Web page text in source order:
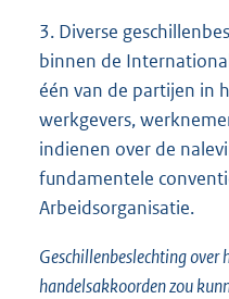
3. Diverse
binnen de
één van de partijen in
werkgevers,
indienen over de
fundamentele
Arbeidsorganisatie.
Geschillenbeslechting
handelsakkoorden zou